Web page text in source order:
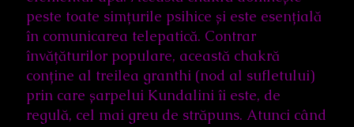
peste toate simțurile psihice și este esențială
în comunicarea telepatică. Contrar
învățăturilor populare, această chakră
conține al treilea granthi (nod al sufletului)
prin care șarpelui Kundalini îi este, de
regulă, cel mai greu de străpuns. Atunci când